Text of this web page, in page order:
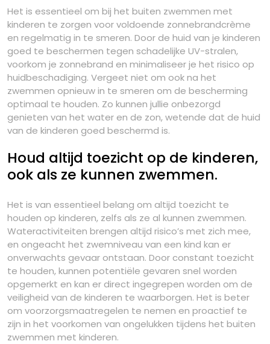
Het is essentieel om bij het buiten zwemmen met
kinderen te zorgen voor voldoende zonnebrandcrème
en regelmatig in te smeren. Door de huid van je kinderen
goed te beschermen tegen schadelijke UV-stralen,
voorkom je zonnebrand en minimaliseer je het risico op
huidbeschadiging. Vergeet niet om ook na het
zwemmen opnieuw in te smeren om de bescherming
optimaal te houden. Zo kunnen jullie onbezorgd
genieten van het water en de zon, wetende dat de huid
van de kinderen goed beschermd is.
Houd altijd toezicht op de kinderen,
ook als ze kunnen zwemmen.
Het is van essentieel belang om altijd toezicht te
houden op kinderen, zelfs als ze al kunnen zwemmen.
Wateractiviteiten brengen altijd risico’s met zich mee,
en ongeacht het zwemniveau van een kind kan er
onverwachts gevaar ontstaan. Door constant toezicht
te houden, kunnen potentiële gevaren snel worden
opgemerkt en kan er direct ingegrepen worden om de
veiligheid van de kinderen te waarborgen. Het is beter
om voorzorgsmaatregelen te nemen en proactief te
zijn in het voorkomen van ongelukken tijdens het buiten
zwemmen met kinderen.